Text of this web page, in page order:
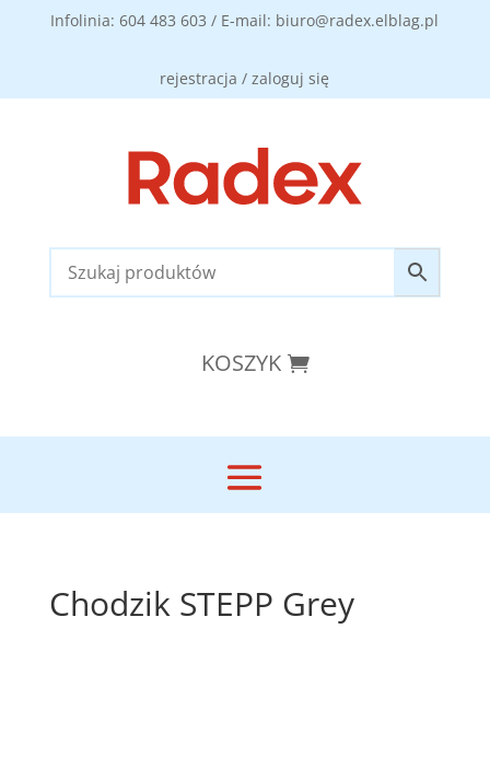
Infolinia: 604 483 603 / E-mail: biuro@radex.elblag.pl
rejestracja / zaloguj się
KOSZYK
Chodzik STEPP Grey